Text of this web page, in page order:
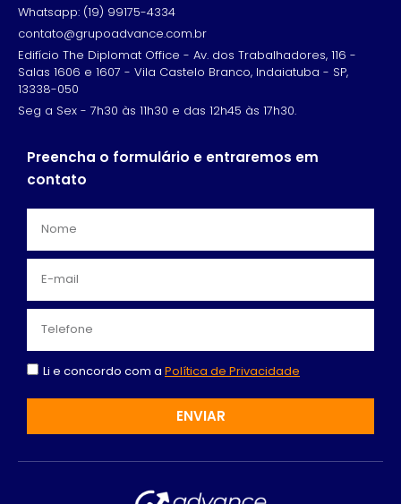
Whatsapp: (19) 99175-4334
contato@grupoadvance.com.br
Edifício The Diplomat Office - Av. dos Trabalhadores, 116 -
Salas 1606 e 1607 - Vila Castelo Branco, Indaiatuba - SP,
13338-050
Seg a Sex - 7h30 às 11h30 e das 12h45 às 17h30.
Preencha o formulário e entraremos em
contato
Li e concordo com a Política de Privacidade
ENVIAR